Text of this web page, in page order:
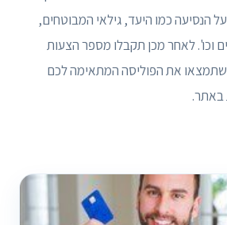
הנסיעה כמו היעד, גילאי המבוטחים,
וכו'. לאחר מכן תקבלו מספר הצעות
את הפוליסה המתאימה לכם
באתר.